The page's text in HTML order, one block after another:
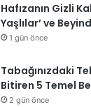
Hafızanın Gizli
Yaşlılar’ ve
1 gün önce
Tabağınızdaki
Bitiren 5 Temel
2 gün önce